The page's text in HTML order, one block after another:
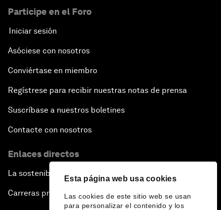
Esta página web usa cookies
Las cookies de este sitio web se usan
para personalizar el contenido y los
Participe en el Foro
Iniciar sesión
Asóciese con nosotros
Conviértase en miembro
Regístrese para recibir nuestras notas de prensa
Suscríbase a nuestros boletines
Contacte con nosotros
Enlaces directos
La sostenibilidad en el Foro
Carreras profesionales